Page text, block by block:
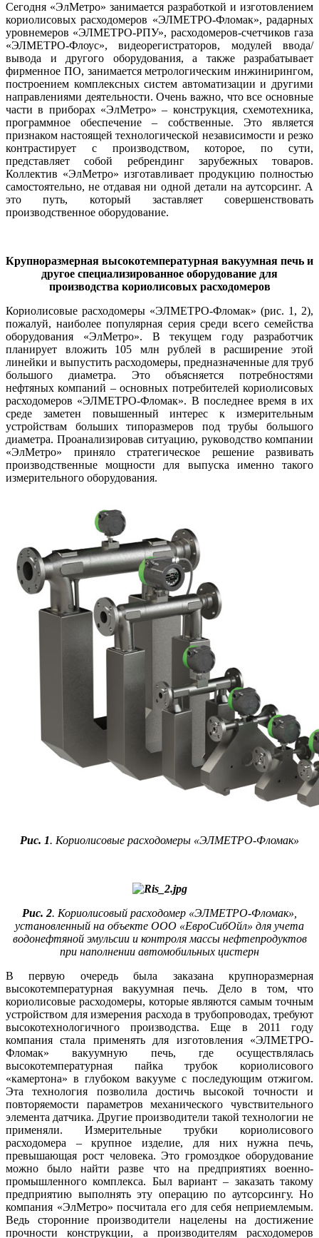
Сегодня «ЭлМетро» занимается разработкой и изготовлением
кориолисовых расходомеров «ЭЛМЕТ­РО-Фломак», радарных
уровнемеров «­ЭЛМЕТРО-РПУ», расходомеров‑счетчиков га­за
«ЭЛМЕТРО-Флоус», видеорегистраторов, модулей ввода/
вывода и другого оборудования, а также разрабатывает
фирменное ПО, занимается метрологическим инжинирингом,
построением комплексных систем автоматизации и другими
направлениями деятельности. Очень важно, что все основные
части в приборах «ЭлМет­ро» – конструкция, схемотехника,
программное обеспечение – собственные. Это является
признаком настоящей технологической независимости и резко
контрастирует с производством, которое, по су­ти,
представляет собой ребрендинг зарубежных товаров.
Коллектив «ЭлМет­ро» изготавливает продукцию полностью
самостоятельно, не отдавая ни одной детали на аутсорсинг. А
это путь, который заставляет совершенствовать
производственное оборудование.
Крупноразмерная высокотемпературная вакуумная печь и
другое специализированное оборудование для
производства кориолисовых расходомеров
Кориолисовые расходомеры «­ЭЛМЕТРО-Фломак» (рис. 1, 2),
пожалуй, наиболее популярная серия среди всего семейства
оборудования «ЭлМетро». В текущем го­ду разработчик
планирует вложить 105 млн рублей в расширение этой
линейки и выпустить расходомеры, предназначенные для труб
большого диаметра. Это объясняется потребностями
нефтяных компаний – основных потребителей кориолисовых
расходомеров «ЭЛМЕТРО-Фломак». В последнее время в их
среде заметен повышенный интерес к измерительным
устройствам больших типоразмеров под трубы большого
диаметра. Проанализировав ситуацию, руководство компании
«ЭлМетро» приняло стратегическое решение развивать
производственные мощности для выпуска именно такого
измерительного оборудования.
Рис. 1. Кориолисовые расходомеры «ЭЛМЕТРО-Фломак»
Рис. 2. Кориолисовый расходомер «ЭЛМЕТРО-Фломак»,
установленный на объекте ООО «ЕвроСибОйл» для учета
водонефтяной эмульсии и контроля массы нефтепродуктов
при наполнении автомобильных цистерн
В первую очередь бы­ла заказана крупноразмерная
высокотемпературная вакуумная печь. Де­ло в том, что
кориолисовые расходомеры, которые являются самым точным
устройством для измерения расхода в трубопроводах, требуют
высокотехнологичного производства. Еще в 2011 го­ду
компания стала применять для изготовления «ЭЛМЕТРО-
Фломак» вакуумную печь, где осуществлялась
высокотемпературная пайка трубок кориолисового
«камертона» в глубоком вакууме с последующим отжигом.
Эта технология позволила достичь высокой точности и
повторяемости параметров механического чувствительного
элемента датчика. Другие производители такой технологии не
применяли. Измерительные трубки кориолисового
расходомера – крупное изделие, для них нужна печь,
превышающая рост человека. Это громоздкое оборудование
можно бы­ло найти разве что на предприятиях военно-
промышленного комплекса. Был вариант – заказать такому
предприятию выполнять эту операцию по аутсорсингу. Но
компания «ЭлМетро» посчитала его для се­бя неприемлемым.
Ведь сторонние производители нацелены на достижение
прочности конструкции, а производителям расходомеров